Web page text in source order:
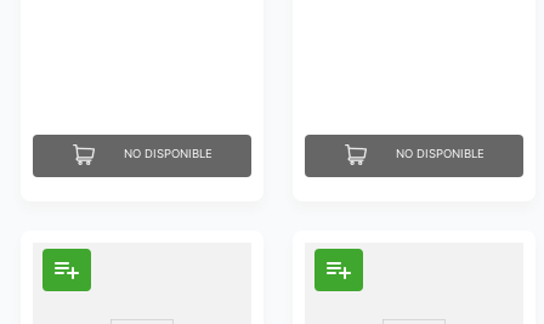
NO DISPONIBLE NO DISPONIBLE